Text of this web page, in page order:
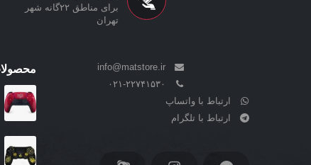
برای مناطق ۲۲گانه شهر
تهران
info@matstore.ir
۰۲۱-۲۲۷۴۱۵۳۰
ارتباط با واتساپ
ارتباط با تلگرام